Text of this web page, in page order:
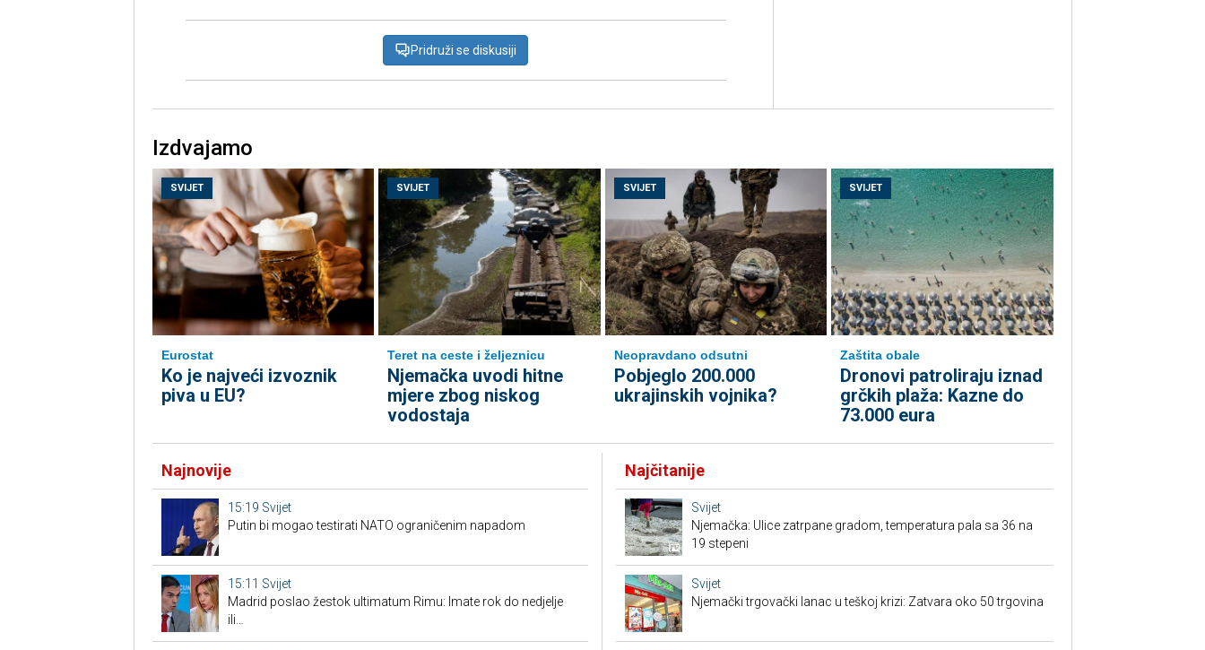
Pridruži se diskusiji
Izdvajamo
SVIJET
Eurostat
Ko je najveći izvoznik
piva u EU?
SVIJET
Teret na ceste i željeznicu
Njemačka uvodi hitne
mjere zbog niskog
vodostaja
SVIJET
Neopravdano odsutni
Pobjeglo 200.000
ukrajinskih vojnika?
SVIJET
Zaštita obale
Dronovi patroliraju iznad
grčkih plaža: Kazne do
73.000 eura
Najnovije
15:19 Svijet
Putin bi mogao testirati NATO ograničenim napadom
15:11 Svijet
Madrid poslao žestok ultimatum Rimu: Imate rok do nedjelje
ili…
Najčitanije
Svijet
Njemačka: Ulice zatrpane gradom, temperatura pala sa 36 na
19 stepeni
Svijet
Njemački trgovački lanac u teškoj krizi: Zatvara oko 50 trgovina